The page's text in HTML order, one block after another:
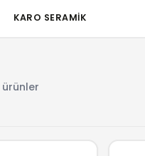
KARO SERAMİK